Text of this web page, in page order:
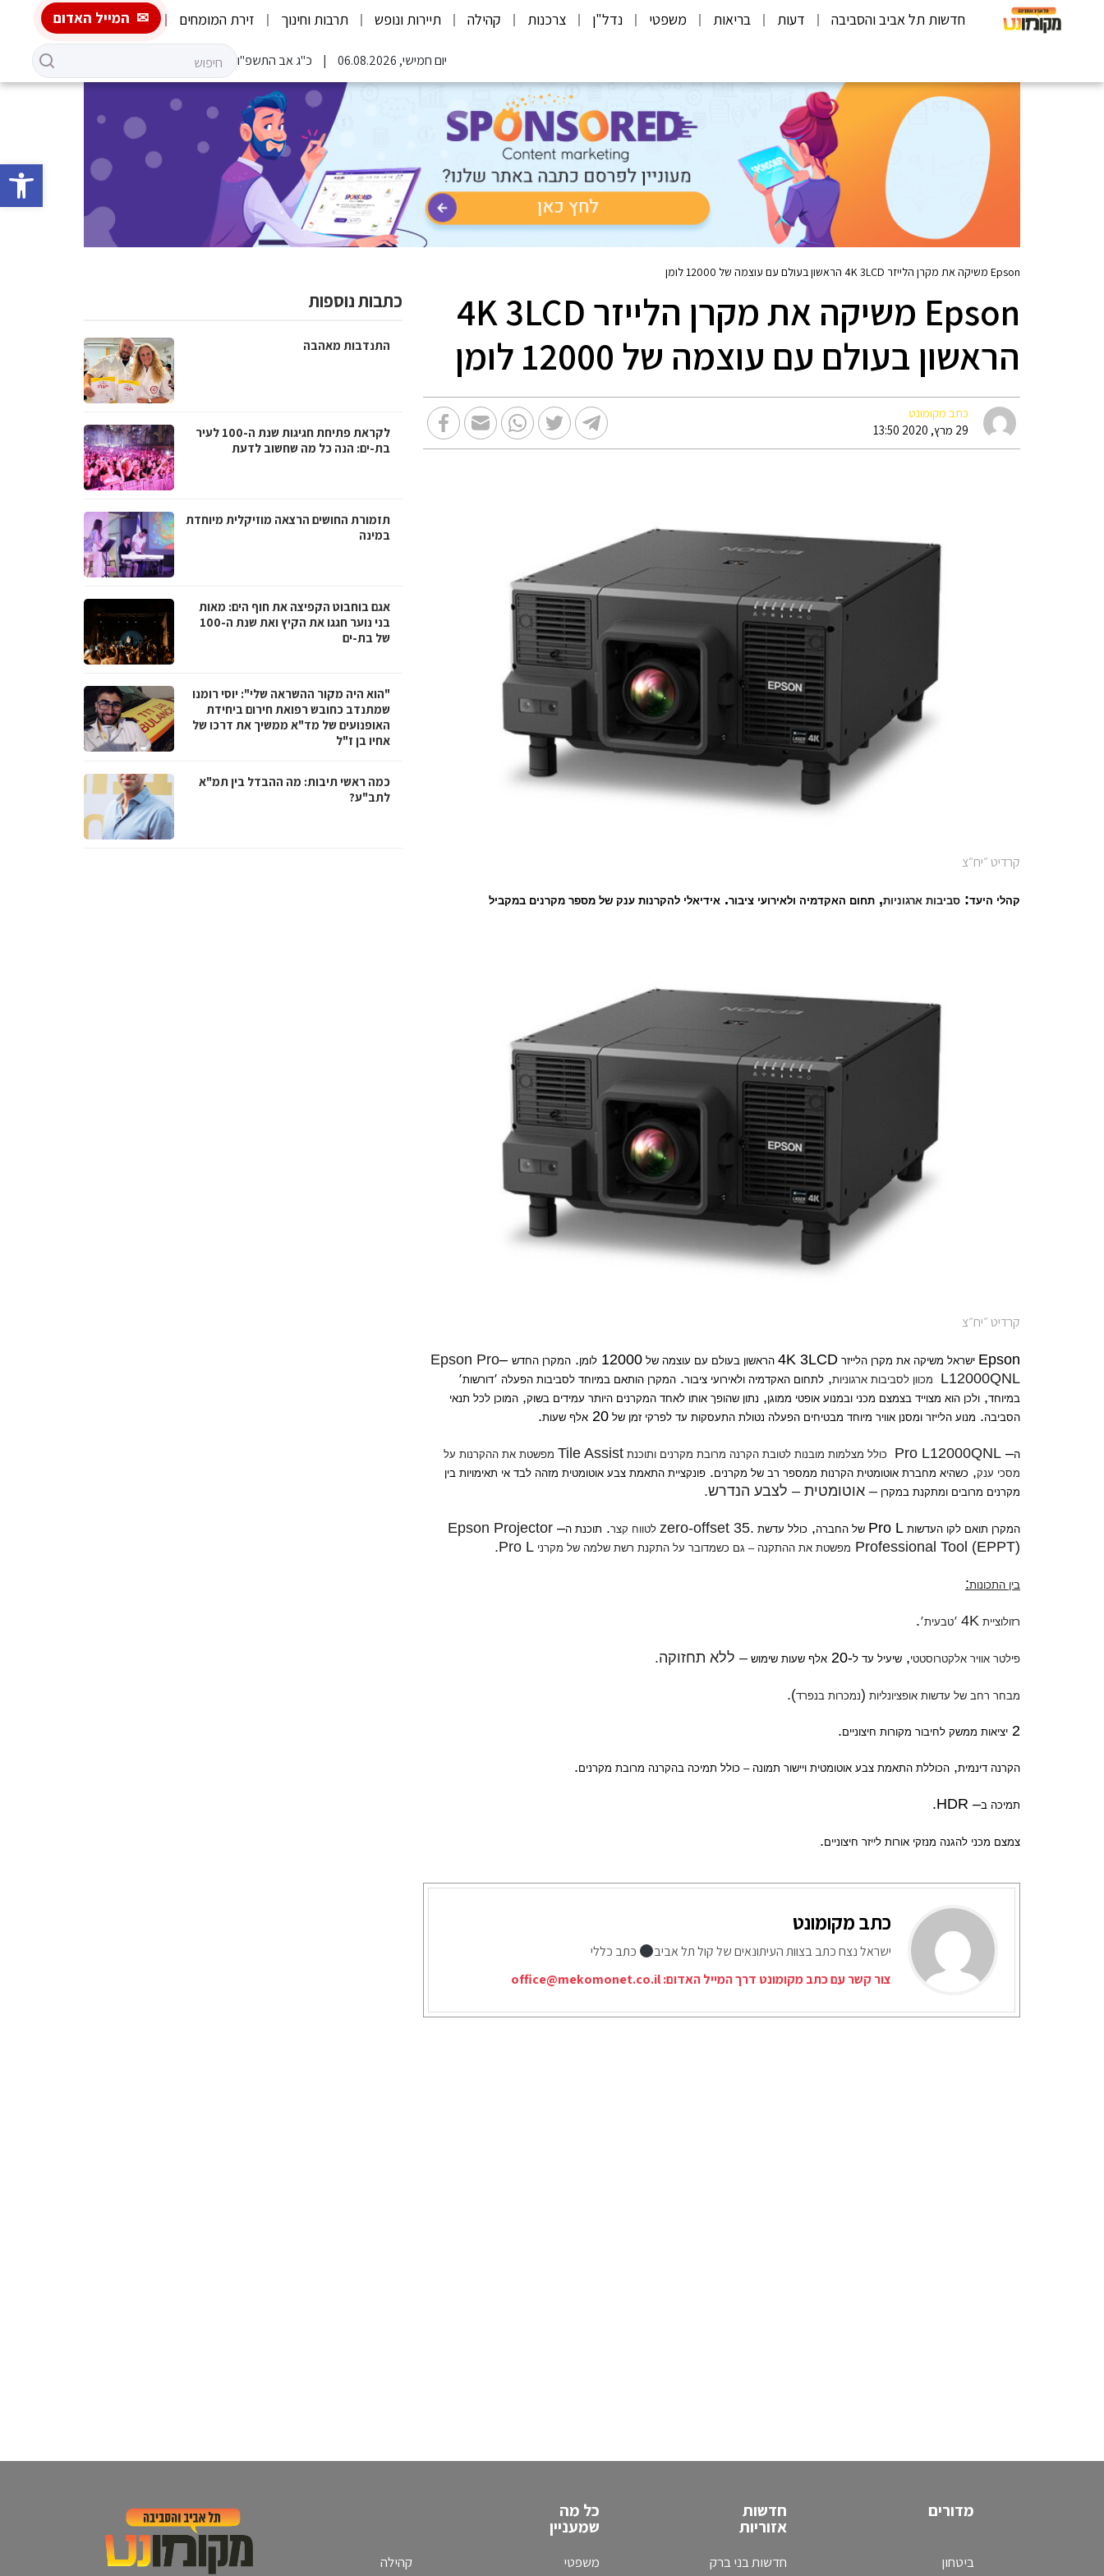
פתח
חדשות תל אביב והסביבה דעות בריאות משפטי נדל"ן צרכנות קהילה תיירות ונופש תרבות וחינוך זירת המומחים המייל האדום
יום חמישי, 06.08.2026 כ"ג אב התשפ"ו
Epson משיקה את מקרן הלייזר 4K 3LCD הראשון בעולם עם עוצמה של 12000 לומן
Epson משיקה את מקרן הלייזר 4K 3LCD
הראשון בעולם עם עוצמה של 12000 לומן
כתב מקומונט
29 מרץ, 2020 13:50
קרדיט ״יח״צ
קהלי היעד: סביבות ארגוניות, תחום האקדמיה ולאירועי ציבור. אידיאלי להקרנות ענק של מספר מקרנים במקביל
קרדיט ״יח״צ
Epson ישראל משיקה את מקרן הלייזר 4K 3LCD הראשון בעולם עם עוצמה של 12000 לומן. המקרן החדש –
Epson Pro
L12000QNL
מכוון לסביבות ארגוניות, לתחום האקדמיה ולאירועי ציבור. המקרן הותאם במיוחד לסביבות הפעלה ׳דורשות׳
במיוחד, ולכן הוא מצוייד בצמצם מכני ובמנוע אופטי ממוגן, נתון שהופך אותו לאחד המקרנים היותר עמידים בשוק, המוכן לכל תנאי
הסביבה. מנוע הלייזר ומסנן אוויר מיוחד מבטיחים הפעלה נטולת התעסקות עד לפרקי זמן של 20 אלף שעות.
ה–
Pro L12000QNL כולל מצלמות מובנות לטובת הקרנה מרובת מקרנים ותוכנת Tile Assist מפשטת את ההקרנות על
מסכי ענק, כשהיא מחברת אוטומטית הקרנות ממספר רב של מקרנים. פונקציית התאמת צבע אוטומטית מזהה לבד אי תאימויות בין
מקרנים מרובים ומתקנת במקרן – אוטומטית – לצבע הנדרש.
המקרן תואם לקו העדשות Pro L של החברה, כולל עדשת .35 zero-offset לטווח קצר. תוכנת ה–
Epson Projector
Professional Tool (EPPT) מפשטת את ההתקנה– גם כשמדובר על התקנת רשת שלמה של מקרני Pro L
.
בין התכונות:
רזולוציית 4K ׳טבעית׳.
פילטר אוויר אלקטרוסטטי, שיעיל עד ל-20 אלף שעות שימוש – ללא תחזוקה.
מבחר רחב של עדשות אופציונליות (נמכרות בנפרד).
2 יציאות ממשק לחיבור מקורות חיצוניים.
הקרנה דינמית, הכוללת התאמת צבע אוטומטית ויישור תמונה– כולל תמיכה בהקרנה מרובת מקרנים.
תמיכה ב–
HDR
.
צמצם מכני להגנה מנזקי אורות לייזר חיצוניים.
כתב מקומונט
ישראל נצח כתב בצוות העיתונאים של קול תל אביב
כתב כללי
צור קשר עם כתב מקומונט דרך המייל האדום:office@mekomonet.co.il
כתבות נוספות
התנדבות מאהבה
לקראת פתיחת חגיגות שנת ה-100 לעיר
בת-ים: הנה כל מה שחשוב לדעת
תזמורת החושים הרצאה מוזיקלית מיוחדת
במינה
אגם בוחבוט הקפיצה את חוף הים: מאות
בני נוער חגגו את הקיץ ואת שנת ה-100
של בת-ים
"הוא היה מקור ההשראה שלי": יוסי רומנו
שמתנדב כחובש רפואת חירום ביחידת
האופנועים של מד"א ממשיך את דרכו של
אחיו בן ז"ל
כמה ראשי תיבות: מה ההבדל בין תמ"א
לתב"ע?
מדורים
ביטחון
חדשות
אזוריות
חדשות בני ברק
כל מה
שמעניין
משפטי קהילה